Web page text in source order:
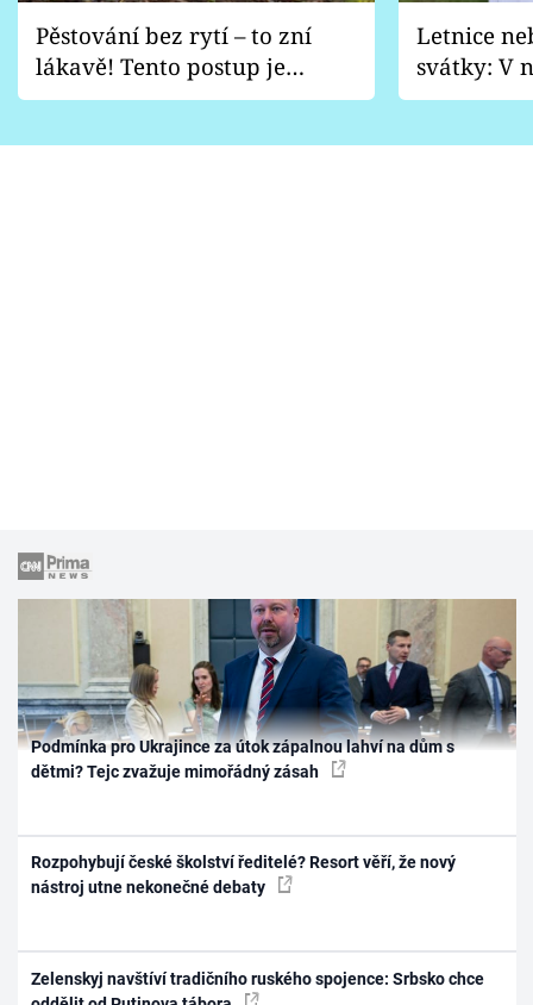
Pěstování bez rytí – to zní
lákavě! Tento postup je
vhodný jen pro některé
Letnice
svátky: V
pondělí
Podmínka pro Ukrajince za útok zápalnou lahví na dům s
dětmi? Tejc zvažuje mimořádný zásah
Rozpohybují české školství ředitelé? Resort věří, že nový
nástroj utne nekonečné debaty
Zelenskyj navštíví tradičního ruského spojence: Srbsko chce